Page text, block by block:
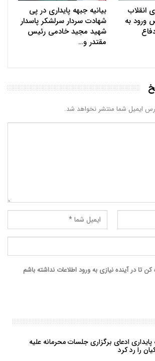
انقلاب
ورود به
بیانیه جبهه پایداری در پی
شهادت سردار سرلشکر پاسدار
شهید مجید خادمی رئیس
مقتدر و…
ایمیل شما منتشر نخواهد شد.
تا در آینده نیازی به ورود اطلاعات نداشته باشم
پایداری ادعای برگزاری جلسات محرمانه علیه
را رد کرد